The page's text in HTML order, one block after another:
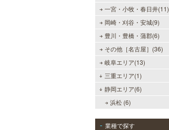
一宮・小牧・春日井(11)
岡崎・刈谷・安城(9)
豊川・豊橋・蒲郡(6)
その他［名古屋］(36)
岐阜エリア(13)
三重エリア(1)
静岡エリア(6)
浜松 (6)
業種で探す